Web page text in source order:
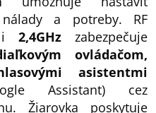
a potreby. RF
2,4GHz zabezpečuje
ovládačom,
asistentmi
Assistant) cez
Žiarovka poskytuje